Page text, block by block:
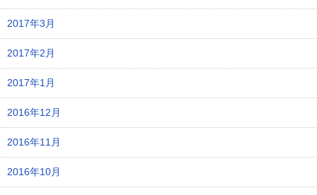
2017年3月
2017年2月
2017年1月
2016年12月
2016年11月
2016年10月